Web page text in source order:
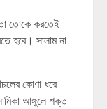
তোকে করতেই
হবে। সালাম না
কোণা ধরে
আঙ্গুলে শক্ত